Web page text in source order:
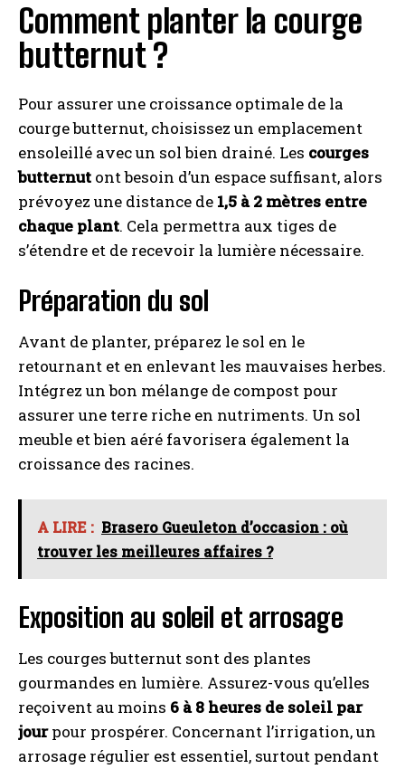
Comment planter la courge
butternut ?
Pour assurer une croissance optimale de la
courge butternut, choisissez un emplacement
ensoleillé avec un sol bien drainé. Les courges
butternut ont besoin d’un espace suffisant, alors
prévoyez une distance de 1,5 à 2 mètres entre
chaque plant. Cela permettra aux tiges de
s’étendre et de recevoir la lumière nécessaire.
Préparation du sol
Avant de planter, préparez le sol en le
retournant et en enlevant les mauvaises herbes.
Intégrez un bon mélange de compost pour
assurer une terre riche en nutriments. Un sol
meuble et bien aéré favorisera également la
croissance des racines.
A LIRE : Brasero Gueuleton d’occasion : où
trouver les meilleures affaires ?
Exposition au soleil et arrosage
Les courges butternut sont des plantes
gourmandes en lumière. Assurez-vous qu’elles
reçoivent au moins 6 à 8 heures de soleil par
jourpour prospérer. Concernant l’irrigation, un
arrosage régulier est essentiel, surtout pendant